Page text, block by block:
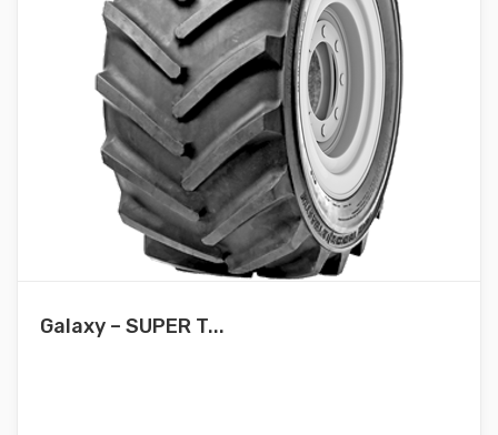
Galaxy – SUPER T...